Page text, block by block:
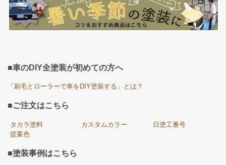
■車のDIY全塗装が初めての方へ
「刷毛とローラーで車をDIY塗装する」とは？
■ご注文はこちら
タカラ塗料
提案色
カスタムカラー 日塗工番号
■塗装事例はこちら